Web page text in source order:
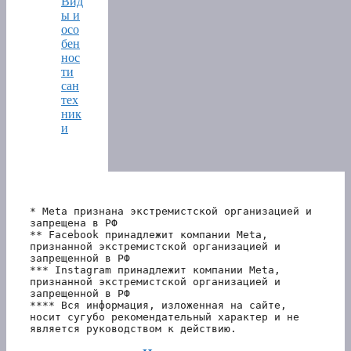
ы и
осо
бен
нос
ти
сан
тех
ник
и
* Meta признана экстремистской организацией и
запрещена в РФ
** Facebook принадлежит компании Meta,
признанной экстремистской организацией и
запрещенной в РФ
*** Instagram принадлежит компании Meta,
признанной экстремистской организацией и
запрещенной в РФ
**** Вся информация, изложенная на сайте,
носит сугубо рекомендательный характер и не
является руководством к действию.